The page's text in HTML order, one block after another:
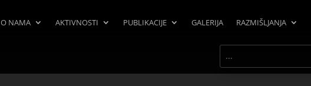
O NAMA AKTIVNOSTI PUBLIKACIJE GALERIJA RAZMIŠLJANJA